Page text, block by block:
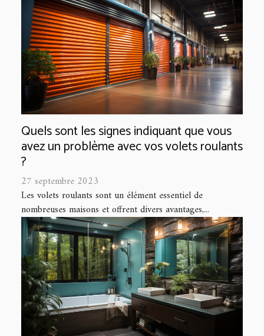
Quels sont les signes indiquant que vous
avez un problème avec vos volets roulants
?
27 septembre 2023
Les volets roulants sont un élément essentiel de
nombreuses maisons et offrent divers avantages,...